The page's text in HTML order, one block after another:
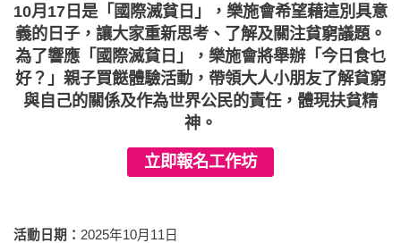
10月17日是「國際滅貧日」，樂施會希望藉這別具意
義的日子，讓大家重新思考、了解及關注貧窮議題。
為了響應「國際滅貧日」，樂施會將舉辦「今日食乜
好？」親子買餸體驗活動，帶領大人小朋友了解貧窮
與自己的關係及作為世界公民的責任，體現扶貧精
神。
立即報名工作坊
活動日期： 2025年10月11日